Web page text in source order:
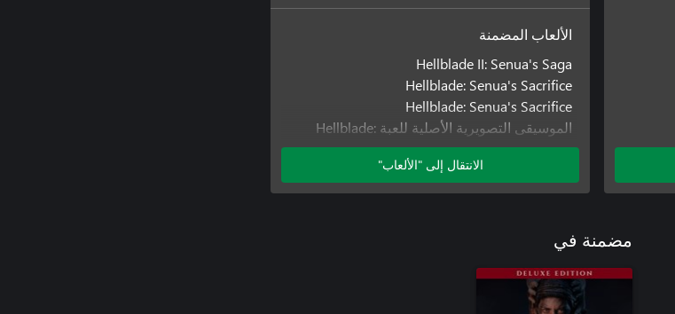
الألعاب المضمنة
Hellblade II: Senua's Saga
Hellblade: Senua's Sacrifice
Hellblade: Senua's Sacrifice
الموسيقى التصويرية الأصلية للعبة Hellblade:
Senua’s Sacrifice
الانتقال إلى "الألعاب"
مضمنة في